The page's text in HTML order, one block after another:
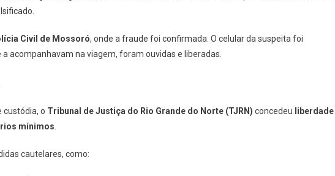
Civil de Mossoró, onde a fraude foi confirmada. O celular da suspeita foi
acompanhavam na viagem, foram ouvidas e liberadas.
custódia, o Tribunal de Justiça do Rio Grande do Norte (TJRN) concedeu liberdade
mínimos
cautelares, como: